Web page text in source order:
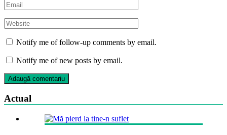
Notify me of follow-up comments by email.
Notify me of new posts by email.
Actual